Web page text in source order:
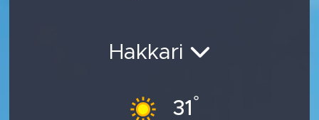
Hakkari
31 °